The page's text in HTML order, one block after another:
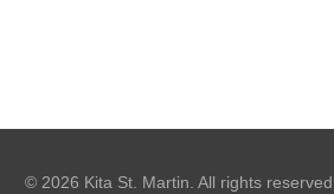
© 2026 Kita St. Martin. All rights reserved.